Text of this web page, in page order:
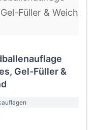
Gel-Füller &